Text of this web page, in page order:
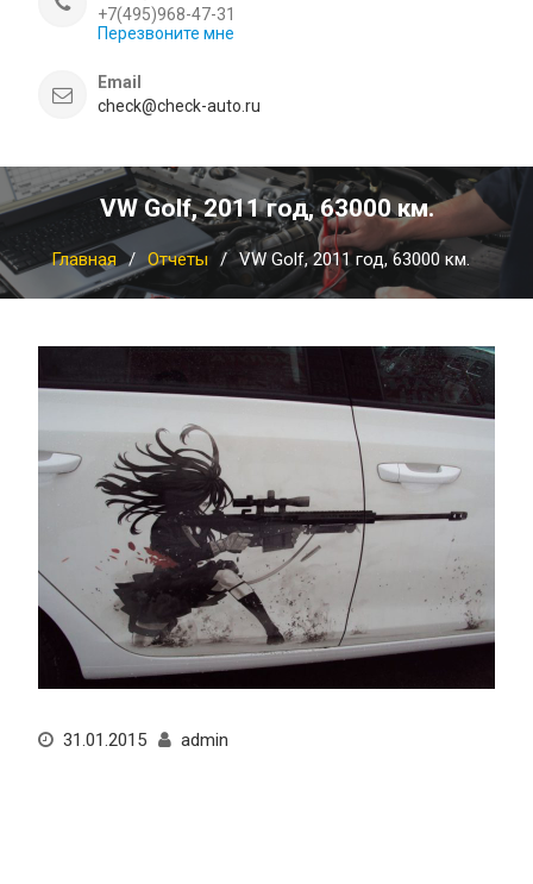
+7(495)968-47-31
Перезвоните мне
Email
check@check-auto.ru
VW Golf, 2011 год, 63000 км.
Главная Отчеты VW Golf, 2011 год, 63000 км.
31.01.2015 admin